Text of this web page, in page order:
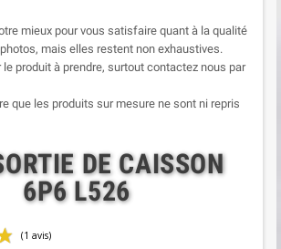
mieux pour vous satisfaire quant à la qualité
mais elles restent non exhaustives.
produit à prendre, surtout contactez nous par
que les produits sur mesure ne sont ni repris
DE CAISSON
6P6 L526